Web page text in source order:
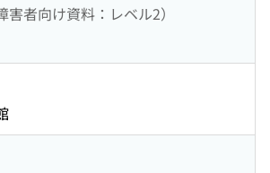
者向け資料：レベル2）